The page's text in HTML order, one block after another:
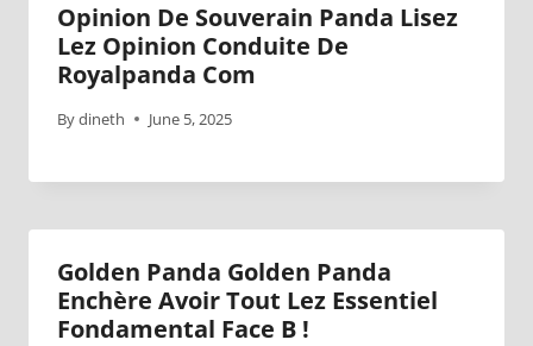
Opinion De Souverain Panda Lisez
Lez Opinion Conduite De
Royalpanda Com
Bydineth June 5, 2025
Golden Panda Golden Panda
Enchère Avoir Tout Lez Essentiel
Fondamental Face B !